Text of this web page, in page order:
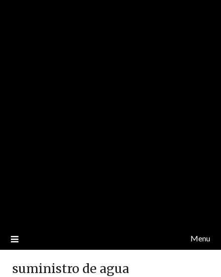
Menu
suministro de agua